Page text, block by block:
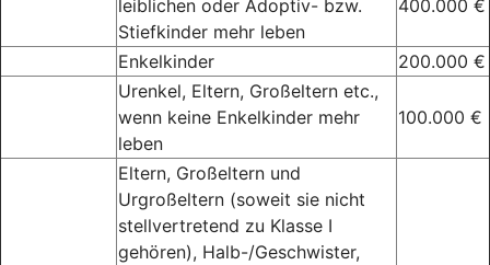
leiblichen oder Adoptiv- bzw.
Stiefkinder mehr leben
400.000 €
Enkelkinder
200.000 €
Urenkel, Eltern, Großeltern etc.,
wenn keine Enkelkinder mehr
leben
100.000 €
Eltern, Großeltern und
Urgroßeltern (soweit sie nicht
stellvertretend zu Klasse I
gehören), Halb-/Geschwister,